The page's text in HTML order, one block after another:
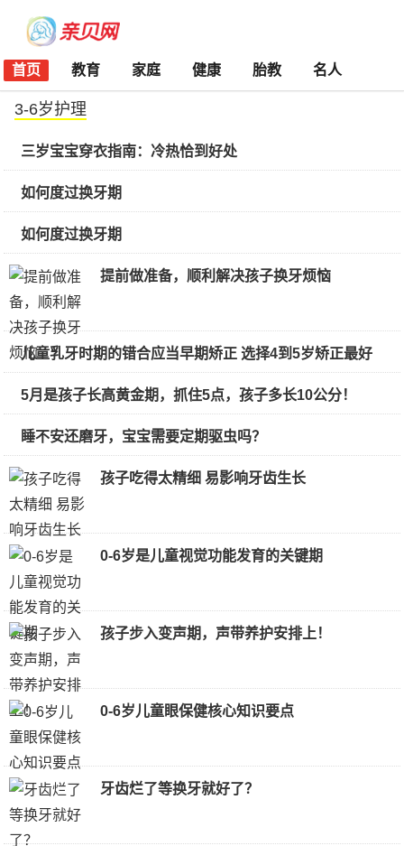
首页 教育 家庭 健康 胎教 名人
3-6岁护理
三岁宝宝穿衣指南：冷热恰到好处
如何度过换牙期
如何度过换牙期
提前做准备，顺利解决孩子换牙烦恼
儿童乳牙时期的错合应当早期矫正 选择4到5岁矫正最好
5月是孩子长高黄金期，抓住5点，孩子多长10公分！
睡不安还磨牙，宝宝需要定期驱虫吗？
孩子吃得太精细 易影响牙齿生长
0-6岁是儿童视觉功能发育的关键期
孩子步入变声期，声带养护安排上！
0-6岁儿童眼保健核心知识要点
牙齿烂了等换牙就好了？